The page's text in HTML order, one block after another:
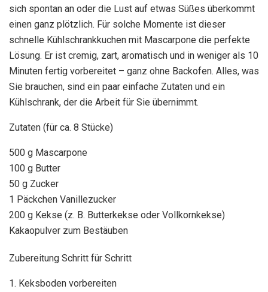
sich spontan an oder die Lust auf etwas Süßes überkommt
einen ganz plötzlich. Für solche Momente ist dieser
schnelle Kühlschrankkuchen mit Mascarpone die perfekte
Lösung. Er ist cremig, zart, aromatisch und in weniger als 10
Minuten fertig vorbereitet – ganz ohne Backofen. Alles, was
Sie brauchen, sind ein paar einfache Zutaten und ein
Kühlschrank, der die Arbeit für Sie übernimmt.
Zutaten (für ca. 8 Stücke)
500 g Mascarpone
100 g Butter
50 g Zucker
1 Päckchen Vanillezucker
200 g Kekse (z. B. Butterkekse oder Vollkornkekse)
Kakaopulver zum Bestäuben
Zubereitung Schritt für Schritt
1. Keksboden vorbereiten